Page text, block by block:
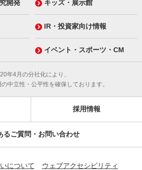
開発 キッズ・展示館
IR・投資家向け情報
イベント・スポーツ・CM
年4月の分社化により、
中立性・公平性を確保しております。
採用情報
るご質問・お問い合わせ
について
ウェブアクセシビリティ